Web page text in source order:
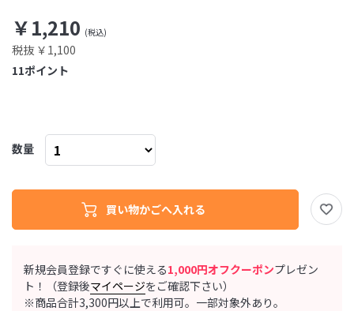
新規会員登録ですぐに使える1,000円オフクーポンプレゼン
ト！（登録後マイページをご確認下さい）
※商品合計3,300円以上で利用可。一部対象外あり。
￥1,210
税抜 ￥1,100
ポイント
11
数量